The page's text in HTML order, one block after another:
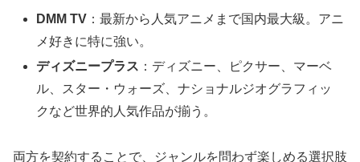
DMM TV ：最新から人気アニメまで国内最大級。アニ
メ好きに特に強い。
ディズニープラス ：ディズニー、ピクサー、マーベ
ル、スター・ウォーズ、ナショナルジオグラフィッ
クなど世界的人気作品が揃う。
両方を契約することで、ジャンルを問わず楽しめる選択肢